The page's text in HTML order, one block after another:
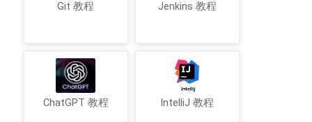
Git 教程 Jenkins 教程
ChatGPT 教程 IntelliJ 教程